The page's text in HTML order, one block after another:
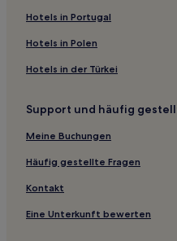
Nukumi Hotels
Okawachi Onsen Hotels
Ajisu: Hotels
Hotels nahe Kunstmuseum
Yahagi Hotels
Yatama Hotels
Kiwa Hotels
Yunokuchi Onsen Hotels
Hotels in Portugal
Hotels in Polen
Hotels in der Türkei
Support und häufig
Meine Buchungen
Häufig gestellte Fragen
Kontakt
Eine Unterkunft bewerten